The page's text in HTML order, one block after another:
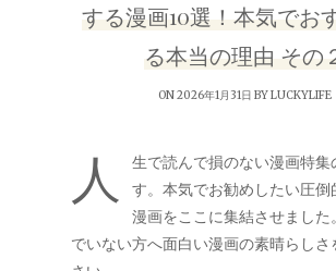
する漫画10選！本気でお
る本当の理由 その
ON 2026年1月31日 BYLUCKYLIFE
人
生で読んで損のない漫画特集
す。本気でお勧めしたい圧倒
漫画をここに集結させました
でいない方へ面白い漫画の素晴らしさ